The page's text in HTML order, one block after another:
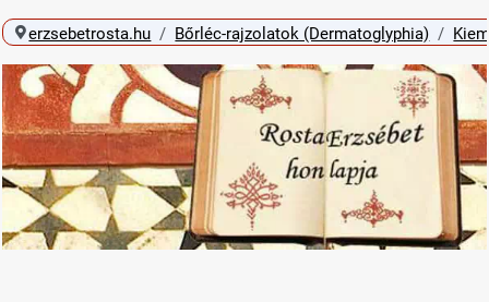
erzsebetrosta.hu Bőrléc-rajzolatok (Dermatoglyphia)